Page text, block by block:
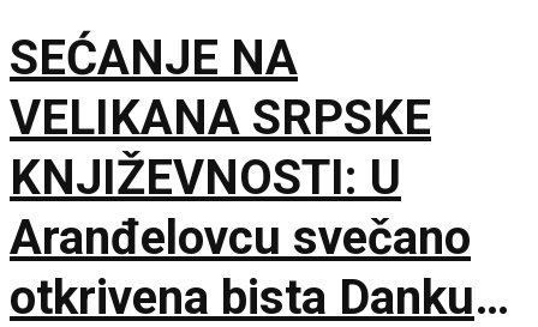
SEĆANJE NA
VELIKANA SRPSKE
KNJIŽEVNOSTI: U
Aranđelovcu svečano
otkrivena bista Danku